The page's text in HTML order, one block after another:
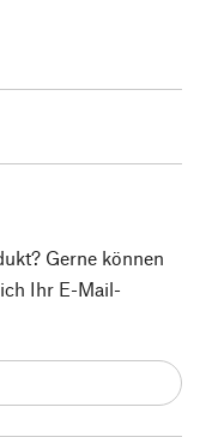
Gerne können
Ihr E-Mail-